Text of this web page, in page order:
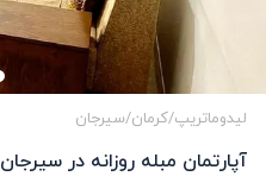
لیدوماتریپ/کرمان/سیرجان
آپارتمان مبله روزانه در سیرجان